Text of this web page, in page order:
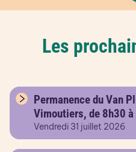
Les
Permanence du Van
Vimoutiers, de 8h30
Vendredi 31 juillet 2026